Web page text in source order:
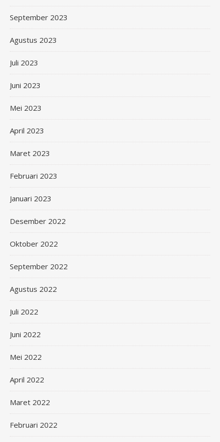
September 2023
Agustus 2023
Juli 2023
Juni 2023
Mei 2023
April 2023
Maret 2023
Februari 2023
Januari 2023
Desember 2022
Oktober 2022
September 2022
Agustus 2022
Juli 2022
Juni 2022
Mei 2022
April 2022
Maret 2022
Februari 2022